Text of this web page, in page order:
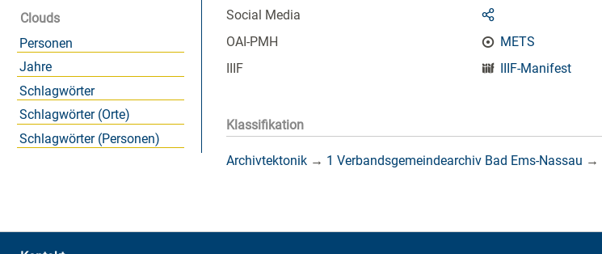
Clouds
Personen
Jahre
Schlagwörter
Schlagwörter (Orte)
Schlagwörter (Personen)
Social Media
OAI-PMH
METS
IIIF
IIIF-Manifest
Klassifikation
Archivtektonik → 1 Verbandsgemeindearchiv Bad Ems-Nassau →